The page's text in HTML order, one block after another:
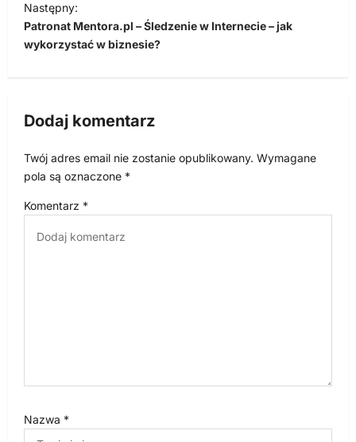
g
a
a
p
i
s
Następny:
Patronat Mentora.pl – Śledzenie w Internecie – jak
wykorzystać w biznesie?
Dodaj komentarz
Twój adres email nie zostanie opublikowany. Wymagane
pola są oznaczone *
Komentarz *
Nazwa *